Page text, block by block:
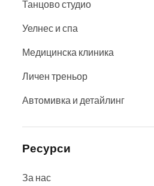
Танцово студио
Уелнес и спа
Медицинска клиника
Личен треньор
Автомивка и детайлинг
Ресурси
За нас